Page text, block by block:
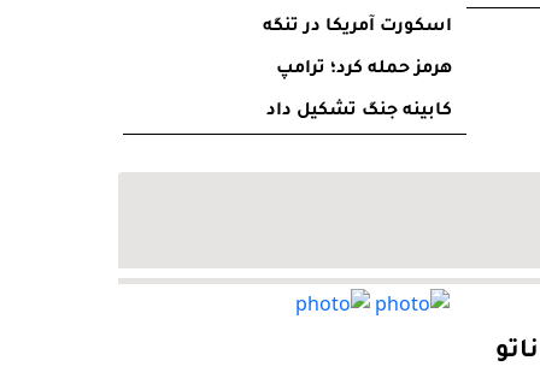
اسکورت آمریکا در تنگه
هرمز حمله کرد؛ ترامپ
کابینه جنگ تشکیل داد